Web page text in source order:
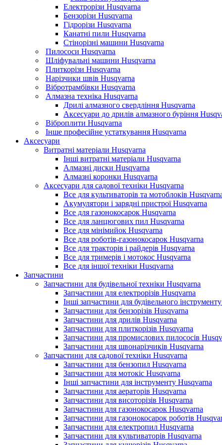
Електрорізи Husqvarna
Бензорізи Husqvarna
Гідрорізи Husqvarna
Канатні пили Husqvarna
Стінорізні машини Husqvarna
Пилососи Husqvarna
Шліфувальні машини Husqvarna
Плиткорізи Husqvarna
Нарізчики швів Husqvarna
Вібротрамбівки Husqvarna
Алмазна техніка Husqvarna
Дрилі алмазного свердління Husqvarna
Аксесуари до дрилів алмазного буріння
Віброплити Husqvarna
Інше професійне устаткування Husqvarna
Аксесуари
Витратні матеріали Husqvarna
Інші витратні матеріали Husqvarna
Алмазні диски Husqvarna
Алмазні коронки Husqvarna
Аксесуари для садової техніки Husqvarna
Все для культиваторів та мотоблоків
Акумулятори і зарядні пристрої Husqvarna
Все для газонокосарок Husqvarna
Все для ланцюгових пил Husqvarna
Все для мінімийок Husqvarna
Все для роботів-газонокосарок Husqvarna
Все для тракторів і райдерів Husqvarna
Все для тримерів і мотокос Husqvarna
Все для іншої техніки Husqvarna
Запчастини
Запчастини для будівельної техніки Husqvarna
Запчастини для електрорізів Husqvarna
Інші запчастини для будівельного
Запчастини для бензорізів Husqvarna
Запчастини для дрилів Husqvarna
Запчастини для плиткорізів Husqvarna
Запчастини для промислових пилососів
Запчастини для швонарізчиків Husqvarna
Запчастини для садової техніки Husqvarna
Запчастини для бензопил Husqvarna
Запчастини для мотокіс Husqvarna
Інші запчастини для інструменту Husqvarna
Запчастини для аераторів Husqvarna
Запчастини для висоторізів Husqvarna
Запчастини для газонокосарок Husqvarna
Запчастини для газонокосарок роботів
Запчастини для електропил Husqvarna
Запчастини для культиваторів Husqvarna